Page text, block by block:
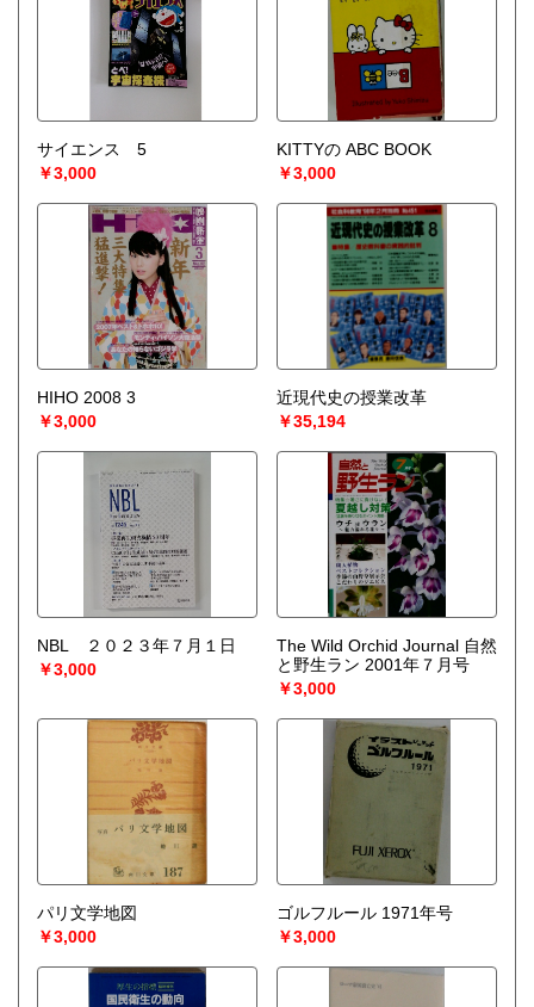
サイエンス 5
￥3,000
KITTYの ABC BOOK
￥3,000
HIHO 2008 3
￥3,000
近現代史の授業改革
￥35,194
NBL ２０２３年７月１日
￥3,000
The Wild Orchid Journal 自然
と野生ラン 2001年７月号
￥3,000
パリ文学地図
￥3,000
ゴルフルール 1971年号
￥3,000